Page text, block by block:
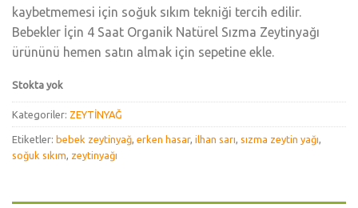
kaybetmemesi için soğuk sıkım tekniği tercih edilir.
Bebekler İçin 4 Saat Organik Natürel Sızma Zeytinyağı
ürününü hemen satın almak için sepetine ekle.
Stokta yok
Kategoriler: ZEYTİNYAĞ
Etiketler: bebek zeytinyağ, erken hasar, ilhan sarı, sızma zeytin yağı,
soğuk sıkım, zeytinyağı